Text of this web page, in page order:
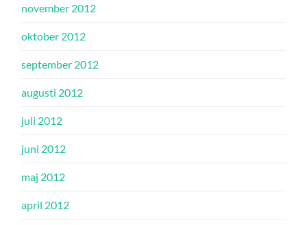
november 2012
oktober 2012
september 2012
augusti 2012
juli 2012
juni 2012
maj 2012
april 2012